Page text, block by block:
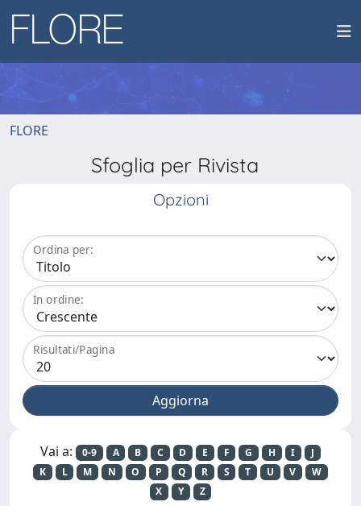
FLORE
Sfoglia per Rivista
Opzioni
Ordina per:
In ordine:
Risultati/Pagina
Vai a: 0-9 A B C D E F G H I
J
K
L M N O P Q R S T U V
W
X
Y Z